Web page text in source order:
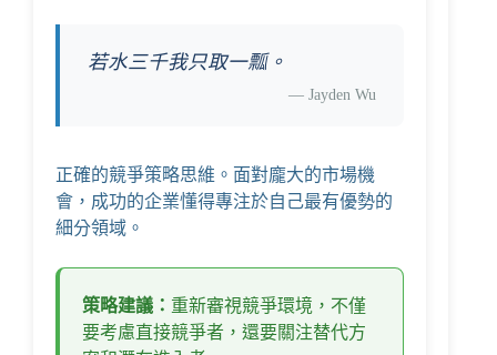
若水三千我只取一瓢。
—Jayden Wu
正確的競爭策略思維。面對龐大的市場機
會，成功的企業懂得專注於自己最有優勢的
細分領域。
策略建議： 重新審視競爭環境，不僅
要考慮直接競爭者，還要關注替代方